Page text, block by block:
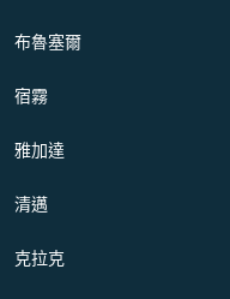
布魯塞爾
宿霧
雅加達
清邁
克拉克